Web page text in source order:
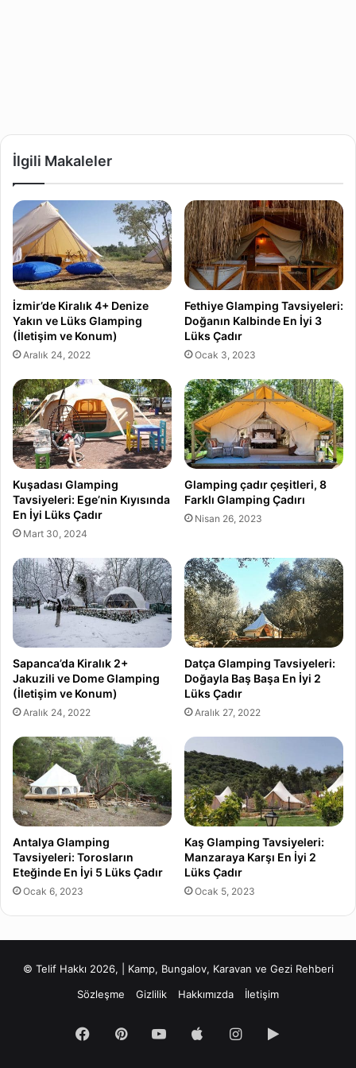
İlgili Makaleler
İzmir’de Kiralık 4+ Denize
Yakın ve Lüks Glamping
(İletişim ve Konum)
Aralık 24, 2022
Fethiye Glamping Tavsiyeleri:
Doğanın Kalbinde En İyi 3
Lüks Çadır
Ocak 3, 2023
Kuşadası Glamping
Tavsiyeleri: Ege’nin Kıyısında
En İyi Lüks Çadır
Mart 30, 2024
Glamping çadır çeşitleri, 8
Farklı Glamping Çadırı
Nisan 26, 2023
Sapanca’da Kiralık 2+
Jakuzili ve Dome Glamping
(İletişim ve Konum)
Aralık 24, 2022
Datça Glamping Tavsiyeleri:
Doğayla Baş Başa En İyi 2
Lüks Çadır
Aralık 27, 2022
Antalya Glamping
Tavsiyeleri: Torosların
Eteğinde En İyi 5 Lüks Çadır
Ocak 6, 2023
Kaş Glamping Tavsiyeleri:
Manzaraya Karşı En İyi 2
Lüks Çadır
Ocak 5, 2023
© Telif Hakkı 2026, | Kamp, Bungalov, Karavan ve Gezi Rehberi
Sözleşme
Gizlilik Hakkımızda İletişim
Facebook
PinterestYouTubeAppleInstagram
Google